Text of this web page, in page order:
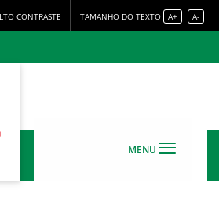
CONTRASTE TAMANHO DO TEXTO A+ A-
MENU